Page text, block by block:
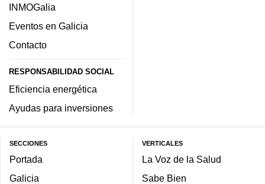
INMOGalia
Eventos en Galicia
Contacto
RESPONSABILIDAD SOCIAL
Eficiencia energética
Ayudas para inversiones
SECCIONES
Portada
Galicia
VERTICALES
La Voz de la Salud
Sabe Bien